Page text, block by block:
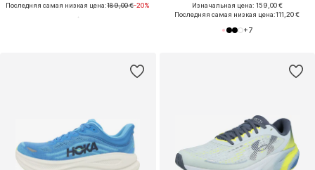
Последняя самая низкая цена:189,00 €-20%
Изначальная цена: 159,00 €
Последняя самая низкая цена:111,20 €
+7